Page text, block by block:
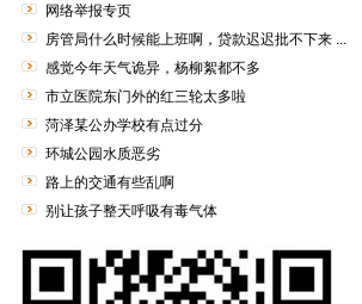
网络举报专页
房管局什么时候能上班啊，贷款迟迟批不下来 ...
感觉今年天气诡异，杨柳絮都不多
市立医院东门外的红三轮太多啦
菏泽某公办学校有点过分
环城公园水质恶劣
路上的交通有些乱啊
别让孩子整天呼吸有毒气体